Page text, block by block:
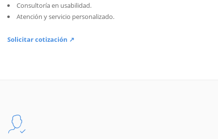
Consultoría en usabilidad.
Atención y servicio personalizado.
Solicitar cotización ↗